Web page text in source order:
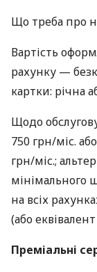
Що треба про
Вартість
рахунку —
картки: річна
Щодо
750 грн/міс.
грн/міс.;
мінімального
на всіх
(або
Преміальні